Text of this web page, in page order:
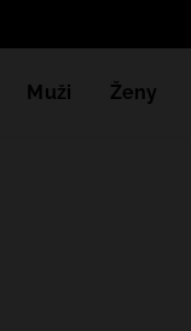
Muži Ženy